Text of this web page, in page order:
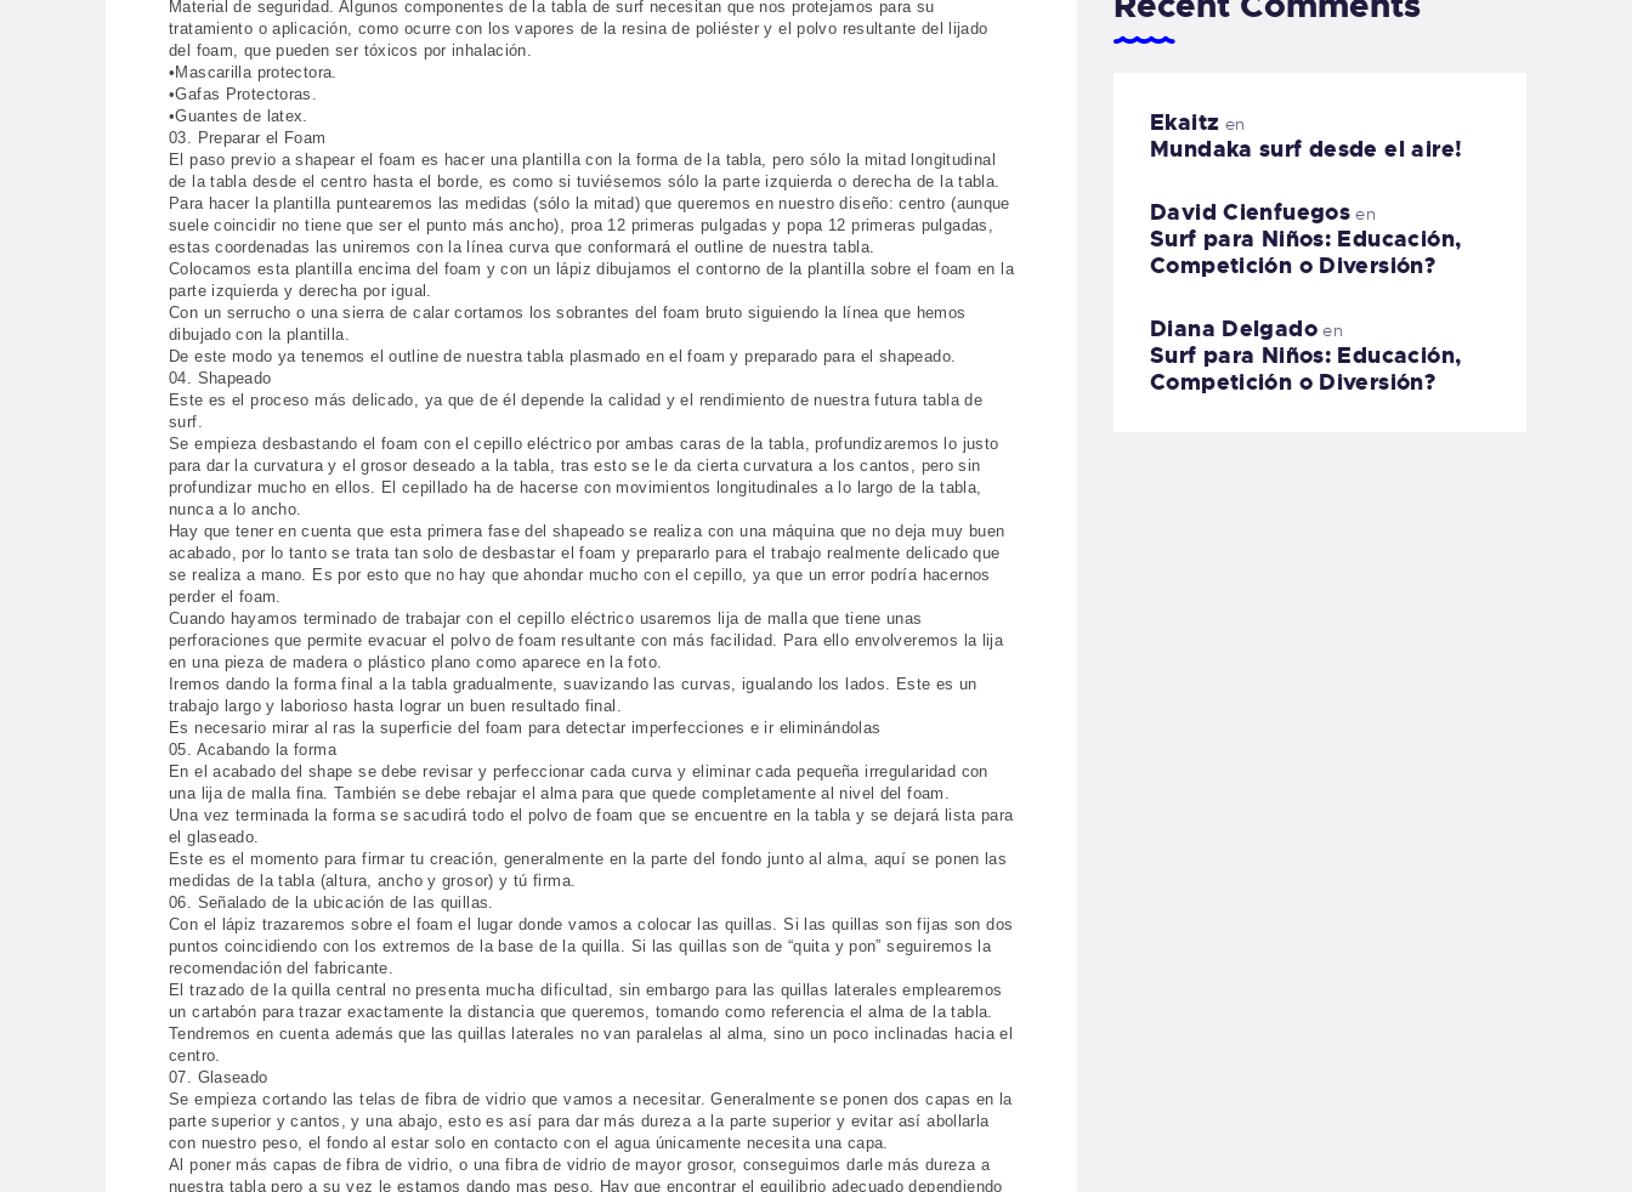
Material de seguridad. Algunos componentes de la tabla de surf necesitan que nos protejamos para su
tratamiento o aplicación, como ocurre con los vapores de la resina de poliéster y el polvo resultante del lijado
del foam, que pueden ser tóxicos por inhalación.
•Mascarilla protectora.
•Gafas Protectoras.
•Guantes de latex.
03. Preparar el Foam
El paso previo a shapear el foam es hacer una plantilla con la forma de la tabla, pero sólo la mitad longitudinal
de la tabla desde el centro hasta el borde, es como si tuviésemos sólo la parte izquierda o derecha de la tabla.
Para hacer la plantilla puntearemos las medidas (sólo la mitad) que queremos en nuestro diseño: centro (aunque
suele coincidir no tiene que ser el punto más ancho), proa 12 primeras pulgadas y popa 12 primeras pulgadas,
estas coordenadas las uniremos con la línea curva que conformará el outline de nuestra tabla.
Colocamos esta plantilla encima del foam y con un lápiz dibujamos el contorno de la plantilla sobre el foam en la
parte izquierda y derecha por igual.
Con un serrucho o una sierra de calar cortamos los sobrantes del foam bruto siguiendo la línea que hemos
dibujado con la plantilla.
De este modo ya tenemos el outline de nuestra tabla plasmado en el foam y preparado para el shapeado.
04. Shapeado
Este es el proceso más delicado, ya que de él depende la calidad y el rendimiento de nuestra futura tabla de
surf.
Se empieza desbastando el foam con el cepillo eléctrico por ambas caras de la tabla, profundizaremos lo justo
para dar la curvatura y el grosor deseado a la tabla, tras esto se le da cierta curvatura a los cantos, pero sin
profundizar mucho en ellos. El cepillado ha de hacerse con movimientos longitudinales a lo largo de la tabla,
nunca a lo ancho.
Hay que tener en cuenta que esta primera fase del shapeado se realiza con una máquina que no deja muy buen
acabado, por lo tanto se trata tan solo de desbastar el foam y prepararlo para el trabajo realmente delicado que
se realiza a mano. Es por esto que no hay que ahondar mucho con el cepillo, ya que un error podría hacernos
perder el foam.
Cuando hayamos terminado de trabajar con el cepillo eléctrico usaremos lija de malla que tiene unas
perforaciones que permite evacuar el polvo de foam resultante con más facilidad. Para ello envolveremos la lija
en una pieza de madera o plástico plano como aparece en la foto.
Iremos dando la forma final a la tabla gradualmente, suavizando las curvas, igualando los lados. Este es un
trabajo largo y laborioso hasta lograr un buen resultado final.
Es necesario mirar al ras la superficie del foam para detectar imperfecciones e ir eliminándolas
05. Acabando la forma
En el acabado del shape se debe revisar y perfeccionar cada curva y eliminar cada pequeña irregularidad con
una lija de malla fina. También se debe rebajar el alma para que quede completamente al nivel del foam.
Una vez terminada la forma se sacudirá todo el polvo de foam que se encuentre en la tabla y se dejará lista para
el glaseado.
Este es el momento para firmar tu creación, generalmente en la parte del fondo junto al alma, aquí se ponen las
medidas de la tabla (altura, ancho y grosor) y tú firma.
06. Señalado de la ubicación de las quillas.
Con el lápiz trazaremos sobre el foam el lugar donde vamos a colocar las quillas. Si las quillas son fijas son dos
puntos coincidiendo con los extremos de la base de la quilla. Si las quillas son de “quita y pon” seguiremos la
recomendación del fabricante.
El trazado de la quilla central no presenta mucha dificultad, sin embargo para las quillas laterales emplearemos
un cartabón para trazar exactamente la distancia que queremos, tomando como referencia el alma de la tabla.
Tendremos en cuenta además que las quillas laterales no van paralelas al alma, sino un poco inclinadas hacia el
centro.
07. Glaseado
Se empieza cortando las telas de fibra de vidrio que vamos a necesitar. Generalmente se ponen dos capas en la
parte superior y cantos, y una abajo, esto es así para dar más dureza a la parte superior y evitar así abollarla
con nuestro peso, el fondo al estar solo en contacto con el agua únicamente necesita una capa.
Al poner más capas de fibra de vidrio, o una fibra de vidrio de mayor grosor, conseguimos darle más dureza a
nuestra tabla pero a su vez le estamos dando mas peso. Hay que encontrar el equilibrio adecuado dependiendo
Ekaitz en
Mundaka surf desde el aire!
David Cienfuegos en
Surf para Niños: Educación,
Competición o Diversión?
Diana Delgadoen
Surf para Niños: Educación,
Competición o Diversión?